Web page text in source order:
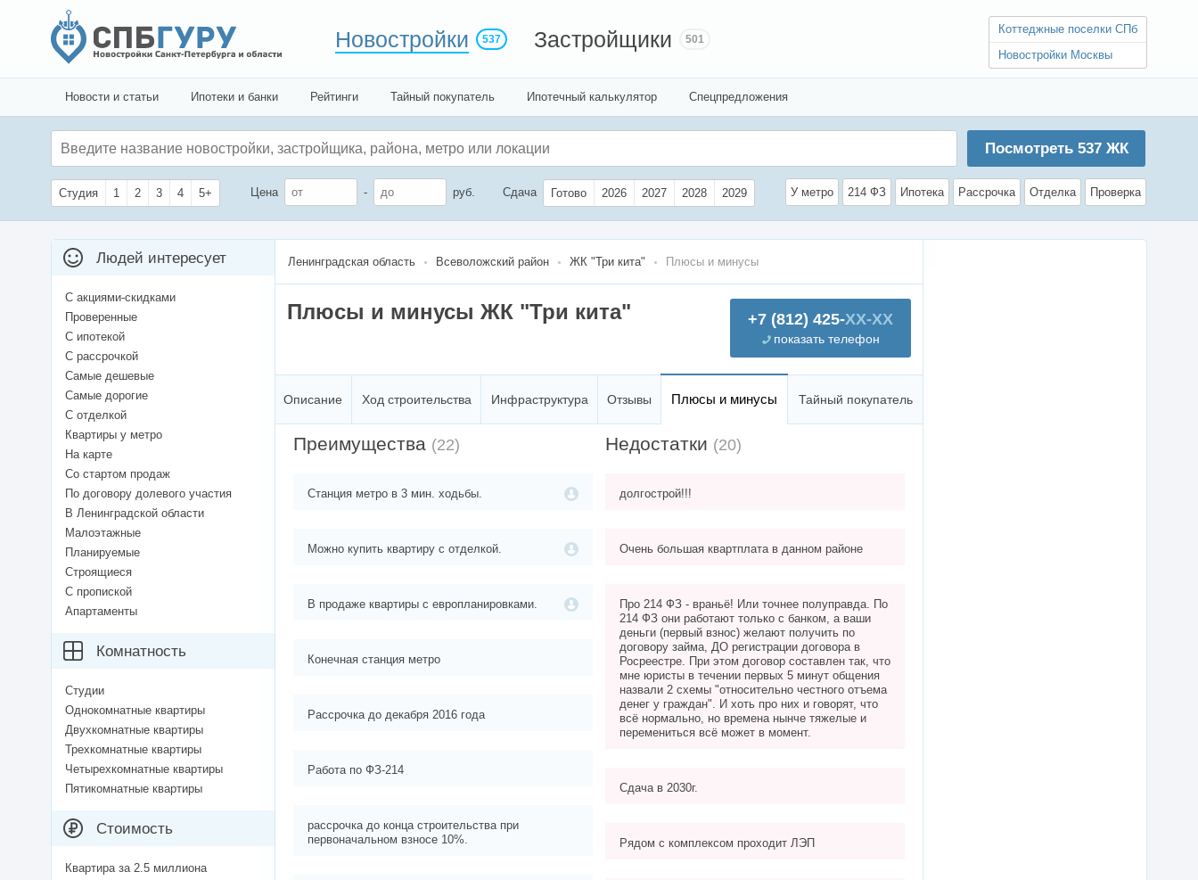
Новостройки 537 Застройщики 501
Коттеджные поселки СПб
Новостройки Москвы
Новости и статьи Ипотеки и банки Рейтинги Тайный покупатель Ипотечный калькулятор Спецпредложения
Посмотреть 537ЖК
Студия 1 2 3 4 5+ Цена - руб. Сдача Готово 2026 2027 2028 2029 У метро 214 ФЗ Ипотека Рассрочка Отделка Проверка
Ленинградская область Всеволожский район ЖК "Три кита" Плюсы и минусы
+7 (812) 425-XX-XX
показать телефон
Плюсы и минусы ЖК "Три кита"
Описание Ход строительства Инфраструктура Отзывы Плюсы и минусы Тайный покупатель
Преимущества (22)
Станция метро в 3 мин. ходьбы.
Можно купить квартиру с отделкой.
В продаже квартиры с европланировками.
Конечная станция метро
Рассрочка до декабря 2016 года
Работа по ФЗ-214
рассрочка до конца строительства при
первоначальном взносе 10%.
Недостатки (20)
долгострой!!!
Очень большая квартплата в данном районе
Про 214 ФЗ - враньё! Или точнее полуправда. По
214 ФЗ они работают только с банком, а ваши
деньги (первый взнос) желают получить по
договору займа, ДО регистрации договора в
Росреестре. При этом договор составлен так, что
мне юристы в течении первых 5 минут общения
назвали 2 схемы "относительно честного отъема
денег у граждан". И хоть про них и говорят, что
всё нормально, но времена нынче тяжелые и
перемениться всё может в момент.
Сдача в 2030г.
Рядом с комплексом проходит ЛЭП
Людей интересует
С акциями-скидками
Проверенные
С ипотекой
С рассрочкой
Самые дешевые
Самые дорогие
С отделкой
Квартиры у метро
На карте
Со стартом продаж
По договору долевого участия
В Ленинградской области
Малоэтажные
Планируемые
Строящиеся
С пропиской
Апартаменты
Комнатность
Студии
Однокомнатные квартиры
Двухкомнатные квартиры
Трехкомнатные квартиры
Четырехкомнатные квартиры
Пятикомнатные квартиры
Стоимость
Квартира за 2.5 миллиона